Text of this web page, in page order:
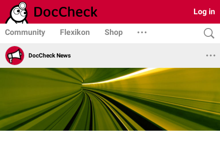
Log in
Community Flexikon Shop
DocCheck News